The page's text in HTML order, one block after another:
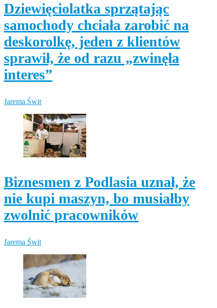
Dziewięciolatka sprzątając
samochody chciała zarobić na
deskorolkę, jeden z klientów
sprawił, że od razu „zwinęła
interes”
Jarema Świt
Biznesmen z Podlasia uznał, że
nie kupi maszyn, bo musiałby
zwolnić pracowników
Jarema Świt